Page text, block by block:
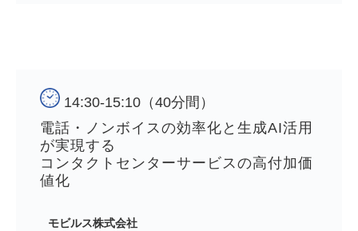
14:30-15:10（40分間）
電話・ノンボイスの効率化と生成AI活用
が実現する
コンタクトセンターサービスの高付加価
値化
モビルス株式会社